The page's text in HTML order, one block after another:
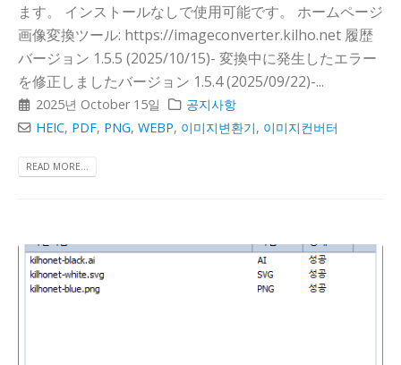
ます。 インストールなしで使用可能です。 ホームページ
画像変換ツール: https://imageconverter.kilho.net 履歴
バージョン 1.5.5 (2025/10/15)- 変換中に発生したエラー
を修正しましたバージョン 1.5.4 (2025/09/22)-...
2025년 October 15일
공지사항
HEIC, PDF, PNG,WEBP, 이미지변환기, 이미지컨버터
READ MORE...